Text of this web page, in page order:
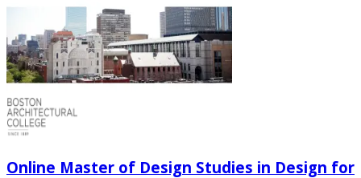
Online Master of Design Studies in Design for